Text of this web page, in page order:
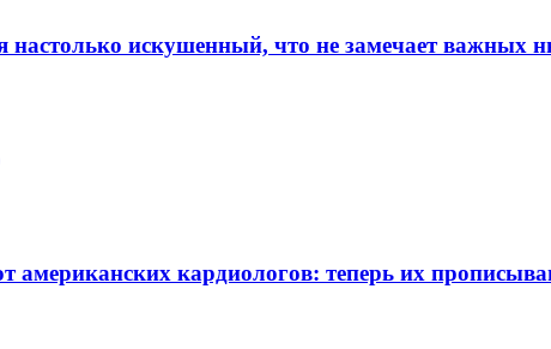
настолько искушенный, что не замечает важных
американских кардиологов: теперь их